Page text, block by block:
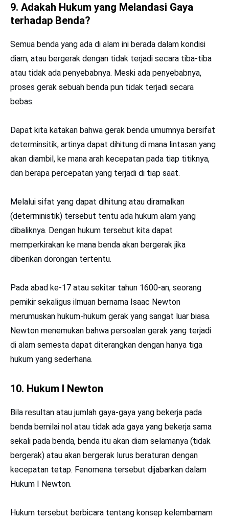
9. Adakah Hukum yang Melandasi Gaya
terhadap Benda?
Semua benda yang ada di alam ini berada dalam kondisi
diam, atau bergerak dengan tidak terjadi secara tiba-tiba
atau tidak ada penyebabnya. Meski ada penyebabnya,
proses gerak sebuah benda pun tidak terjadi secara
bebas.
Dapat kita katakan bahwa gerak benda umumnya bersifat
determinsitik, artinya dapat dihitung di mana lintasan yang
akan diambil, ke mana arah kecepatan pada tiap titiknya,
dan berapa percepatan yang terjadi di tiap saat.
Melalui sifat yang dapat dihitung atau diramalkan
(deterministik) tersebut tentu ada hukum alam yang
dibaliknya. Dengan hukum tersebut kita dapat
memperkirakan ke mana benda akan bergerak jika
diberikan dorongan tertentu.
Pada abad ke-17 atau sekitar tahun 1600-an, seorang
pemikir sekaligus ilmuan bernama Isaac Newton
merumuskan hukum-hukum gerak yang sangat luar biasa.
Newton menemukan bahwa persoalan gerak yang terjadi
di alam semesta dapat diterangkan dengan hanya tiga
hukum yang sederhana.
10. Hukum I Newton
Bila resultan atau jumlah gaya-gaya yang bekerja pada
benda bernilai nol atau tidak ada gaya yang bekerja sama
sekali pada benda, benda itu akan diam selamanya (tidak
bergerak) atau akan bergerak lurus beraturan dengan
kecepatan tetap. Fenomena tersebut dijabarkan dalam
Hukum I Newton.
Hukum tersebut berbicara tentang konsep kelembamam